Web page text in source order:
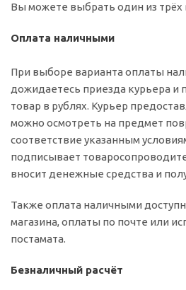
Вы можете выбрать один из трёх
Оплата наличными
При выборе варианта оплаты
дожидаетесь приезда курьера и
товар в рублях. Курьер
можно осмотреть на предмет
соответствие указанным
подписывает
вносит денежные средства и
Также оплата наличными
магазина, оплаты по почте или
постамата.
Безналичный расчёт